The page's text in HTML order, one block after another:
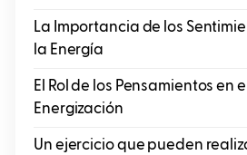
La Importancia de los
la Energía
El Rol de los Pensamientos en
Energización
Un ejercicio que pueden